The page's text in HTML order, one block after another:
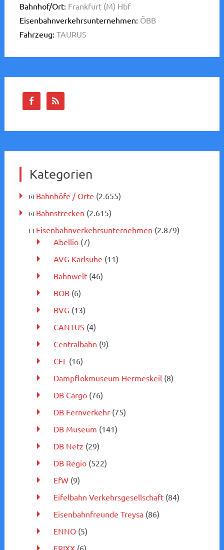
Bahnhof/Ort: Frankfurt (M) Hbf
Eisenbahnverkehrsunternehmen: ÖBB
Fahrzeug: TAURUS
Kategorien
Bahnhöfe / Orte (2.655)
Bahnstrecken (2.615)
Eisenbahnverkehrsunternehmen (2.879)
Abellio(7)
AVG Karlsuhe (11)
Bahnwelt(46)
BOB(6)
BVG (13)
CANTUS (4)
Centralbahn (9)
CFL (16)
Dampflokmuseum Hermeskeil (8)
DB Cargo(76)
DB Fernverkehr(75)
DB Museum (141)
DB Netz (29)
DB Regio(522)
EfW(9)
Eifelbahn Verkehrsgesellschaft(84)
Eisenbahnfreunde Treysa(86)
ENNO(5)
ERIXX(6)